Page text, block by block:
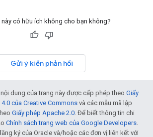
có hữu ích không cho bạn không?
Gửi ý kiến phản hồi
dung của trang này được cấp phép theo Giấy
của Creative Commons và các mẫu mã lập
Giấy phép Apache 2.0. Để biết thông tin chi
Chính sách trang web của Google Developers.
ký của Oracle và/hoặc các đơn vị liên kết với